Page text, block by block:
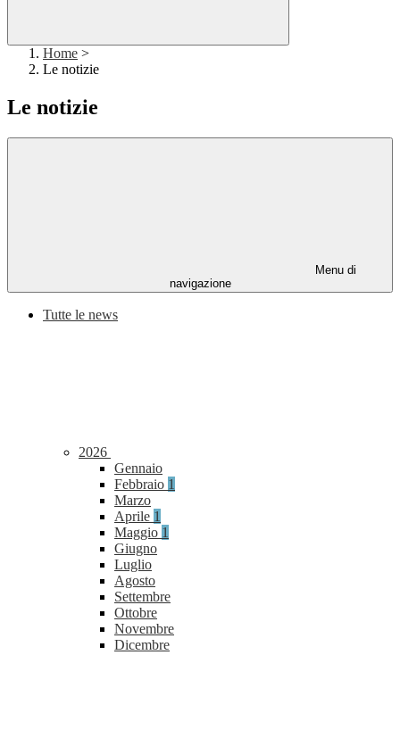
Home >
Le notizie
Le notizie
Menu di
navigazione
Tutte le news
2026
Gennaio
Febbraio 1
Marzo
Aprile 1
Maggio 1
Giugno
Luglio
Agosto
Settembre
Ottobre
Novembre
Dicembre